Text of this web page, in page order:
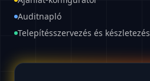
Auditnapló
Telepítésszervezés és készletezés